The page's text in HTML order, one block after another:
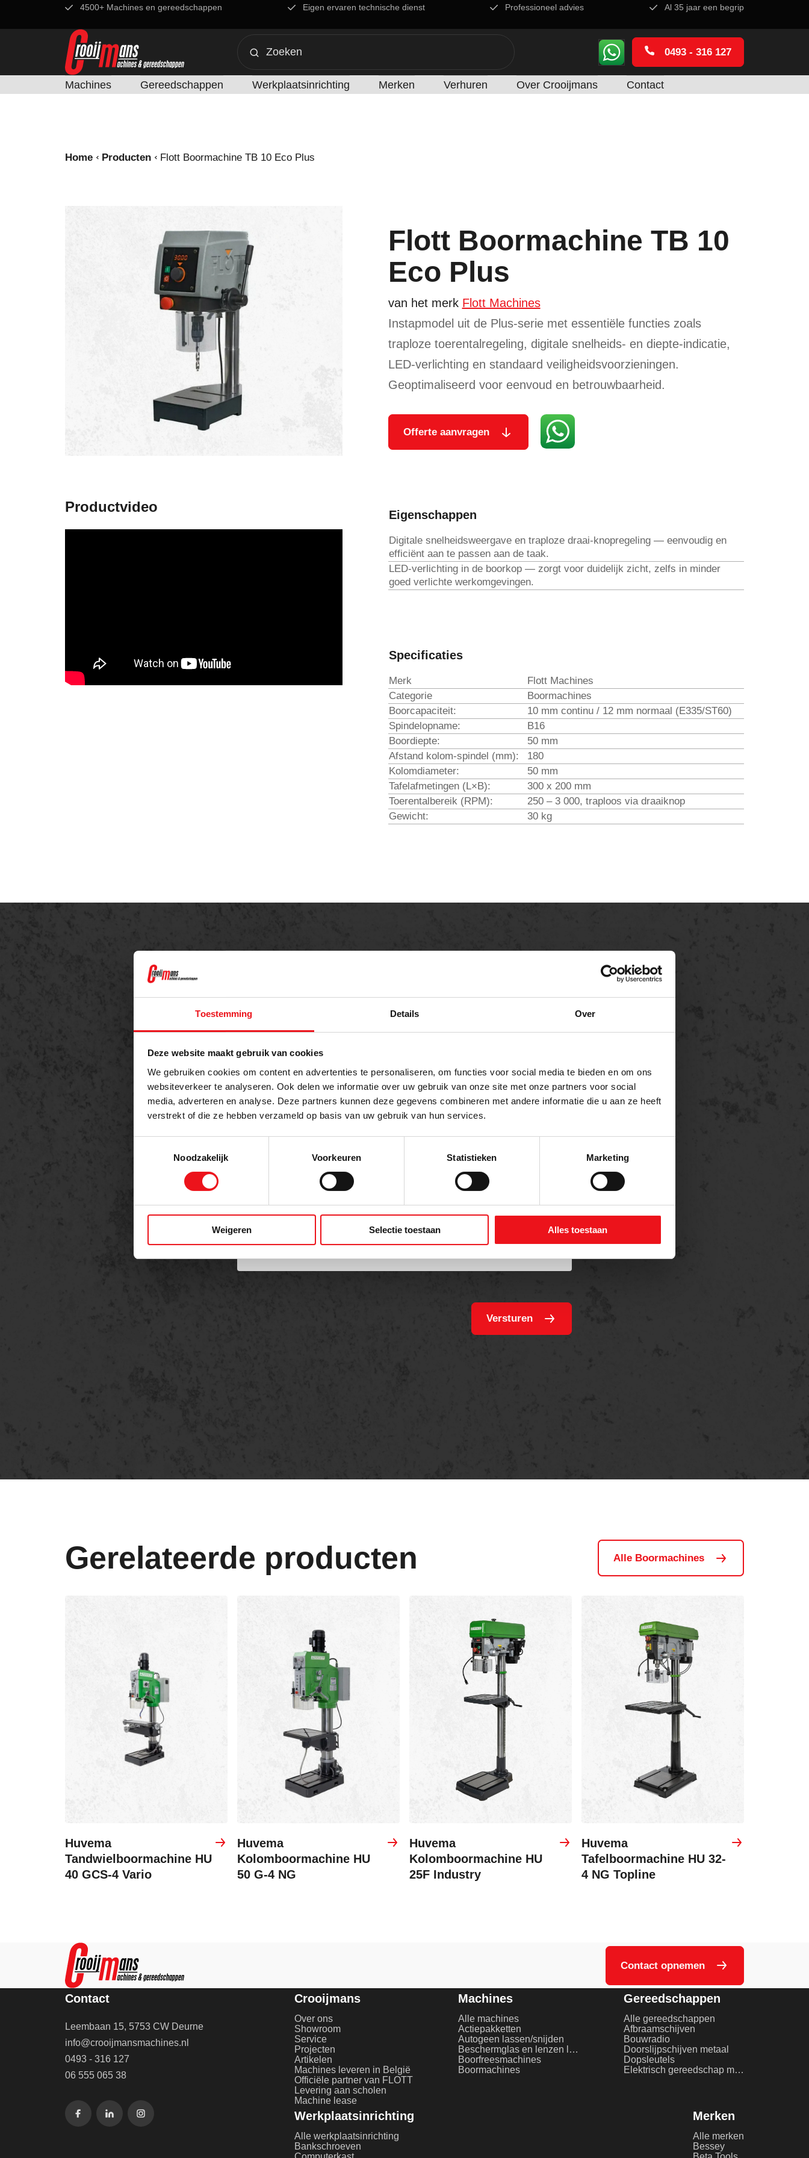
Toestemming Details Over
Deze website maakt gebruik van cookies
We gebruiken cookies om content en advertenties te personaliseren, om functies voor social media te bieden en om ons
websiteverkeer te analyseren. Ook delen we informatie over uw gebruik van onze site met onze partners voor social
media, adverteren en analyse. Deze partners kunnen deze gegevens combineren met andere informatie die u aan ze heeft
verstrekt of die ze hebben verzameld op basis van uw gebruik van hun services.
Noodzakelijk
Voorkeuren Statistieken Marketing
Weigeren Selectie toestaan Alles toestaan
4500+ Machines en gereedschappen Eigen ervaren technische dienst Professioneel advies Al 35 jaar een begrip
0493 - 316 127
Machines Gereedschappen Werkplaatsinrichting Merken Verhuren Over Crooijmans Contact
Home Producten Flott Boormachine TB 10 Eco Plus
Productvideo
Flott Boormachine TB 10
Eco Plus
van het merk Flott Machines
Instapmodel uit de Plus-serie met essentiële functies zoals
traploze toerentalregeling, digitale snelheids- en diepte-indicatie,
LED-verlichting en standaard veiligheidsvoorzieningen.
Geoptimaliseerd voor eenvoud en betrouwbaarheid.
Offerte aanvragen
Eigenschappen
Digitale snelheidsweergave en traploze draai-knopregeling — eenvoudig en
efficiënt aan te passen aan de taak.
LED-verlichting in de boorkop — zorgt voor duidelijk zicht, zelfs in minder
goed verlichte werkomgevingen.
Specificaties
Merk
Flott Machines
Categorie
Boormachines
Boorcapaciteit:
10 mm continu / 12 mm normaal (E335/ST60)
Spindelopname:
B16
Boordiepte:
50 mm
Afstand kolom-spindel (mm):
180
Kolomdiameter:
50 mm
Tafelafmetingen (L×B):
300 x 200 mm
Toerentalbereik (RPM):
250 – 3 000, traploos via draaiknop
Gewicht:
30 kg
Meer weten over dit product of een offerte aanvragen?
Telefoon
Versturen
Gerelateerde producten Alle Boormachines
Huvema
Tandwielboormachine HU
40 GCS-4 Vario
Huvema
Kolomboormachine HU
50 G-4 NG
Huvema
Kolomboormachine HU
25F Industry
Huvema
Tafelboormachine HU 32-
4 NG Topline
Contact opnemen
Contact
Leembaan 15, 5753 CW Deurne
info@crooijmansmachines.nl
0493 - 316 127
06 555 065 38
Crooijmans
Over ons
Showroom
Service
Projecten
Artikelen
Machines leveren in België
Officiële partner van FLOTT
Levering aan scholen
Machine lease
Machines
Alle machines
Actiepakketten
Autogeen lassen/snijden
Beschermglas en lenzen laserlassen
Boorfreesmachines
Boormachines
Gereedschappen
Alle gereedschappen
Afbraamschijven
Bouwradio
Doorslijpschijven metaal
Dopsleutels
Elektrisch gereedschap metaalbewerking
Werkplaatsinrichting
Alle werkplaatsinrichting
Bankschroeven
Merken
Alle merken
Bessey